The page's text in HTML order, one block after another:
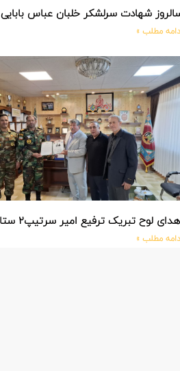
شهادت سرلشکر خلبان عباس بابایی
مطلب »
لوح تبریک ترفیع امیر سرتیپ۲ ستاد شهریار پورفضلی فرمانده تیپ ۳۶۴ شهید نصیرزاده نزاجا مستقر در مهاباد
مطلب »